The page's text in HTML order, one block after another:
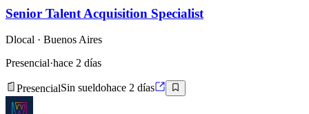
Senior Talent Acquisition Specialist
Dlocal · Buenos Aires
Presencial·hace 2 días
PresencialSin sueldohace 2 días